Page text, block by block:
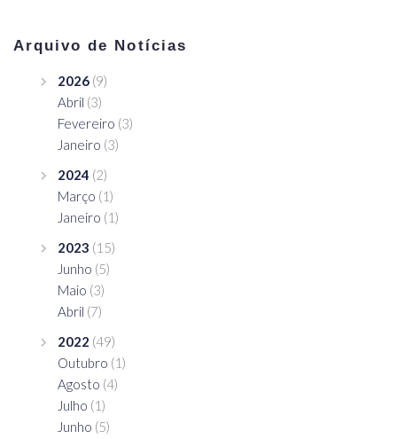
Arquivo de Notícias
2026 (9)
Abril (3)
Fevereiro (3)
Janeiro (3)
2024 (2)
Março (1)
Janeiro (1)
2023 (15)
Junho (5)
Maio (3)
Abril (7)
2022 (49)
Outubro (1)
Agosto (4)
Julho (1)
Junho (5)